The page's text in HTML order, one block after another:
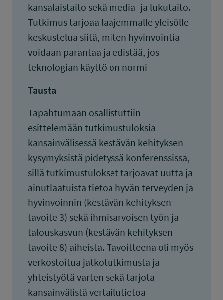
kansalaistaito sekä media- ja lukutaito.
Tutkimus tarjoaa laajemmalle yleisölle
keskustelua siitä, miten hyvinvointia
voidaan parantaa ja edistää, jos
teknologian käyttö on normi
Tausta
Tapahtumaan osallistuttiin
esittelemään tutkimustuloksia
kansainvälisessä kestävän kehityksen
kysymyksistä pidetyssä konferenssissa,
sillä tutkimustulokset tarjoavat uutta ja
ainutlaatuista tietoa hyvän terveyden ja
hyvinvoinnin (kestävän kehityksen
tavoite 3) sekä ihmisarvoisen työn ja
talouskasvun (kestävän kehityksen
tavoite 8) aiheista. Tavoitteena oli myös
verkostoitua jatkotutkimusta ja -
yhteistyötä varten sekä tarjota
kansainvälistä vertailutietoa